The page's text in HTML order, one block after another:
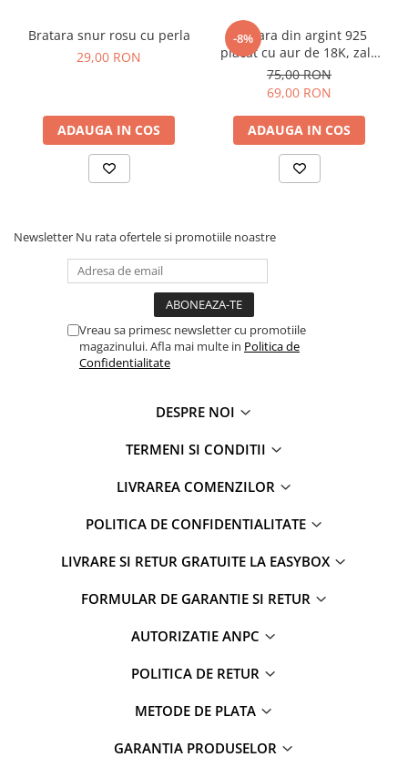
Bratara snur rosu cu perla
29,00 RON
ADAUGA IN COS
-8%
Bratara din argint 925
placat cu aur de 18K, zale
in forma de inimioare, 19
cm
75,00 RON
69,00 RON
ADAUGA IN COS
Newsletter Nu rata ofertele si promotiile noastre
Vreau sa primesc newsletter cu promotiile
magazinului. Afla mai multe in Politica de
Confidentialitate
DESPRE NOI
TERMENI SI CONDITII
LIVRAREA COMENZILOR
POLITICA DE CONFIDENTIALITATE
LIVRARE SI RETUR GRATUITE LA EASYBOX
FORMULAR DE GARANTIE SI RETUR
AUTORIZATIE ANPC
POLITICA DE RETUR
METODE DE PLATA
GARANTIA PRODUSELOR